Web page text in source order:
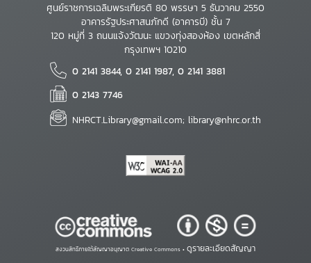
ศูนย์ราชการเฉลิมพระเกียรติ 80 พรรษา 5 ธันวาคม 2550
อาคารรัฐประศาสนภักดี (อาคารบี) ชั้น 7
120 หมู่ที่ 3 ถนนแจ้งวัฒนะ แขวงทุ่งสองห้อง เขตหลักสี่
กรุงเทพฯ 10210
0 2141 3844, 0 2141 1987, 0 2141 3881
0 2143 7746
NHRCT.Library@gmail.com; library@nhrc.or.th
สงวนสิทธิ์ภายใต้สัญญาอนุญาต Creative Commons • ดูรายละเอียดสัญญา